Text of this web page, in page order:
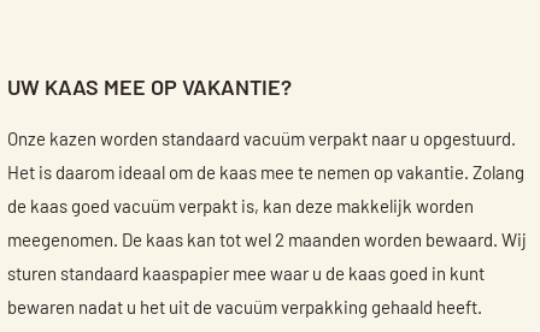
UW KAAS MEE OP VAKANTIE?
Onze kazen worden standaard vacuüm verpakt naar u opgestuurd.
Het is daarom ideaal om de kaas mee te nemen op vakantie. Zolang
de kaas goed vacuüm verpakt is, kan deze makkelijk worden
meegenomen. De kaas kan tot wel 2 maanden worden bewaard. Wij
sturen standaard kaaspapier mee waar u de kaas goed in kunt
bewaren nadat u het uit de vacuüm verpakking gehaald heeft.